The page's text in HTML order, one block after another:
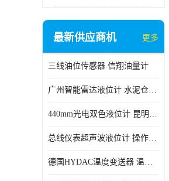
最新供应商机 更多
三线油位传感器 信翔油量计
广州智能雷达液位计 水泥仓料位
440mm光电双色液位计 昆明锅炉汽包用光电液位计
总线仪表超声波液位计 操作简单
德国HYDAC温度变送器 温度变送器工作原理 市场性价比优